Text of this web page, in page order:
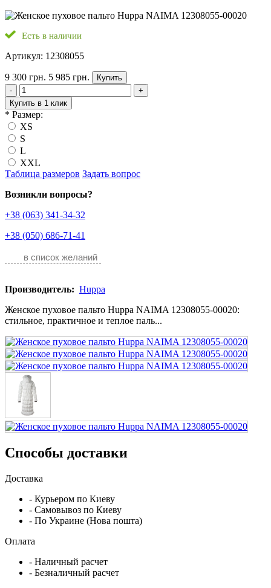
Есть в наличии
Артикул: 12308055
9 300 грн. 5 985 грн.
Купить
-
+
Купить в 1 клик
* Размер:
XS
S
L
XXL
Таблица размеров Задать вопрос
Возникли вопросы?
+38 (063) 341-34-32
+38 (050) 686-71-41
в список желаний
Производитель: Huppa
Женское пуховое пальто Huppa NAIMA 12308055-00020:
стильное, практичное и теплое паль...
Способы доставки
Доставка
- Курьером по Киеву
- Самовывоз по Киеву
- По Украине (Нова пошта)
Оплата
- Наличный расчет
- Безналичный расчет